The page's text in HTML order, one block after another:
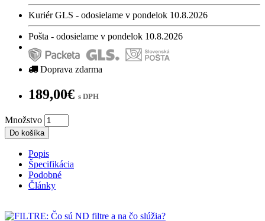
Kuriér GLS - odosielame v pondelok 10.8.2026
Pošta - odosielame v pondelok 10.8.2026
Doprava zdarma
189,00€ s DPH
Množstvo
Do košíka
Popis
Špecifikácia
Podobné
Články